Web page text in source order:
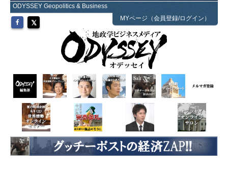
ODYSSEY Geopolitics & Business
MYページ（会員登録/ログイン）